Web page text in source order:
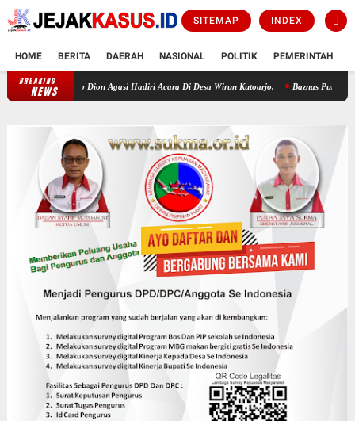
SITEMAP INDEX
HOME BERITA DAERAH NASIONAL POLITIK PEMERINTAH
BREAKING
NEWS Wirun Bersholawat Buka Rangkaian HUT RI KE-81, Wabup Dion Agasi